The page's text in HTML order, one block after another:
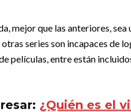
mejor que las anteriores, sea
series son incapaces de
películas, entre están
¿Quién es el